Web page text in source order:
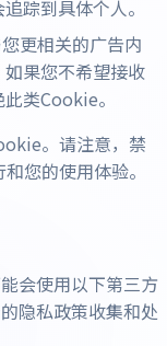
踪到具体个人。
更相关的广告内
果您不希望接收
类Cookie。
。请注意，禁
您的使用体验。
会使用以下第三方
隐私政策收集和处